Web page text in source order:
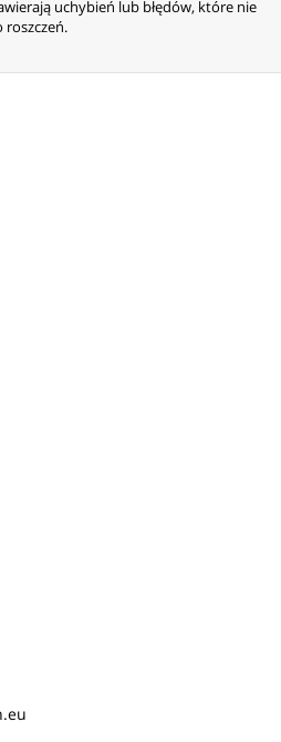
uchybień lub błędów, które nie
roszczeń.